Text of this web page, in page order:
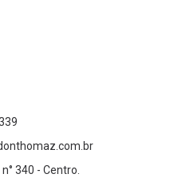
340 - Centro.